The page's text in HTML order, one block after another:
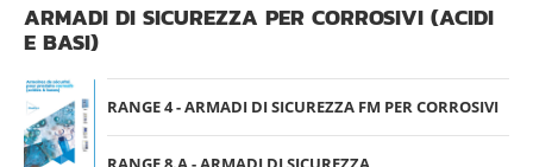
ARMADI DI SICUREZZA PER CORROSIVI (ACIDI
E BASI)
RANGE 4 - ARMADI DI SICUREZZA FM PER CORROSIVI